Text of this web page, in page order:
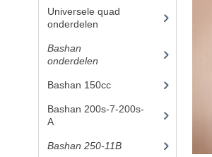
Universele quad
onderdelen
Bashan
onderdelen
Bashan 150cc(36)
Bashan 200s-7-200s-
A(481)
Bashan 250-11B(385)